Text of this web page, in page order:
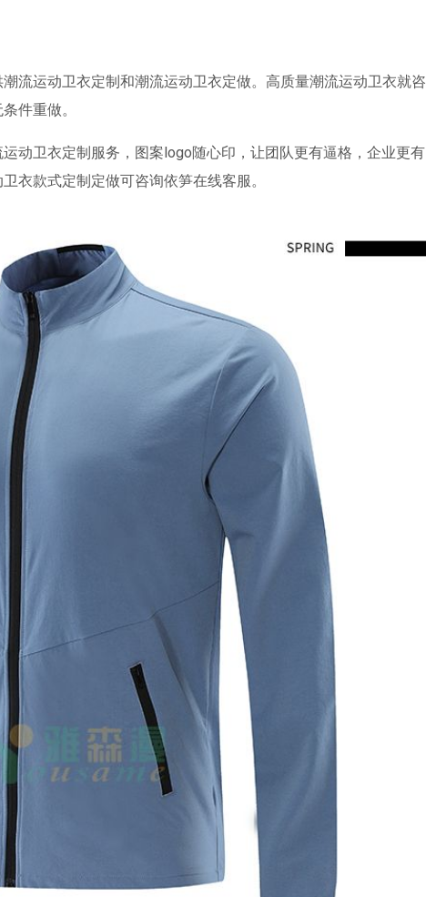
流运动卫衣定制和潮流运动卫衣定做。高质量潮流运动卫衣就咨
件重做。
动卫衣定制服务，图案logo随心印，让团队更有逼格，企业更有
衣款式定制定做可咨询依笋在线客服。